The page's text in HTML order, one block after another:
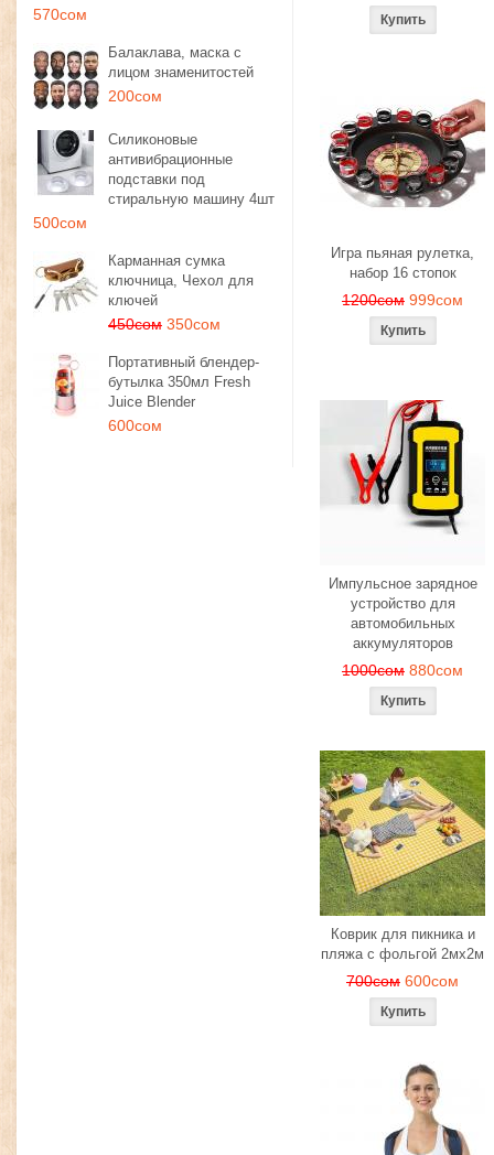
570сом
Балаклава, маска с
лицом знаменитостей
200сом
Силиконовые
антивибрационные
подставки под
стиральную машину 4шт
500сом
Карманная сумка
ключница, Чехол для
ключей
450сом 350сом
Портативный блендер-
бутылка 350мл Fresh
Juice Blender
600сом
Игра пьяная рулетка,
набор 16 стопок
1200сом 999сом
Импульсное зарядное
устройство для
автомобильных
аккумуляторов
1000сом 880сом
Коврик для пикника и
пляжа с фольгой 2мх2м
700сом 600сом